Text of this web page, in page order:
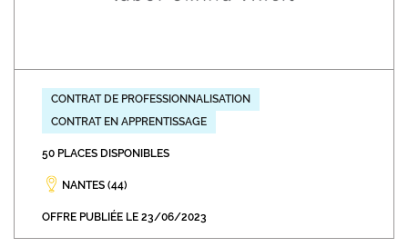
CONTRAT DE PROFESSIONNALISATION
CONTRAT EN APPRENTISSAGE
50 PLACES DISPONIBLES
NANTES (44)
OFFRE PUBLIÉE LE 23/06/2023